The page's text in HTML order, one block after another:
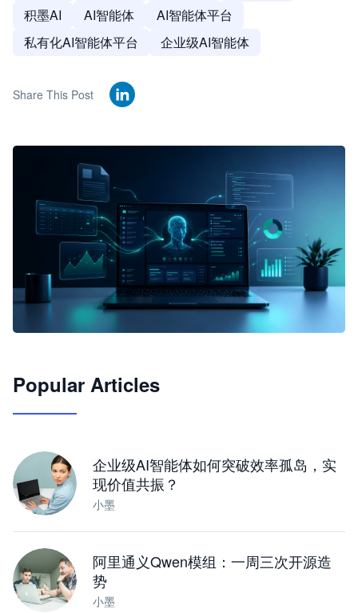
积墨AI
AI智能体
AI智能体平台
私有化AI智能体平台
企业级AI智能体
Share This Post
JimoClaw 桌面 AI Agent 工作台
Popular Articles
企业级AI智能体如何突破效率孤岛，实
现价值共振？
小墨
阿里通义Qwen模组：一周三次开源造
势
小墨